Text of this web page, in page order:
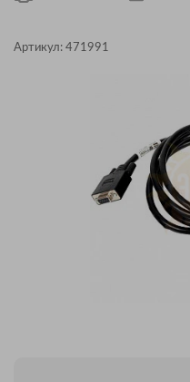
Артикул: 471991